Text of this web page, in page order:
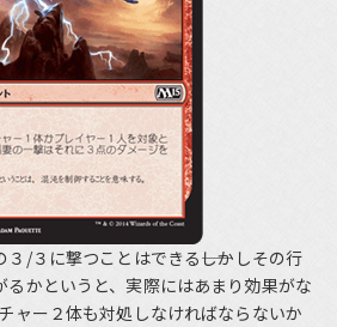
/３に撃つことはできる――しかしその行
かというと、実際にはあまり効果がな
ャー２体も対処しなければならないか